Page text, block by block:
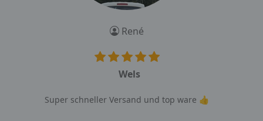
René
Wels
Super schneller Versand und top ware 👍